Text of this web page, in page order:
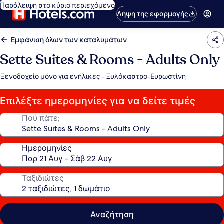
Παράλειψη στο κύριο περιεχόμενο
Λήψη της εφαρμογής
Εμφάνιση όλων των καταλυμάτων
Sette Suites & Rooms - Adults Only
Ξενοδοχείο μόνο για ενήλικες - Ξυλόκαστρο-Ευρωστίνη
Επιλέξτε ημερομηνίες για να δείτε τιμές
Πού πάτε;
Ημερομηνίες
Ταξιδιώτες
Αναζήτηση